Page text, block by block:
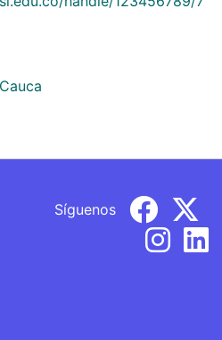
Síguenos